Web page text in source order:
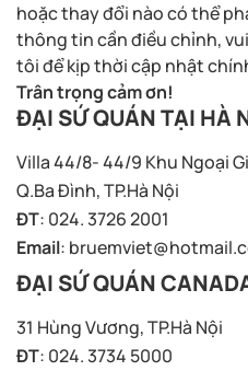
hoặc thay đổi nào có thể
thông tin cần điều chỉnh,
tôi để kịp thời cập nhật
Trân trọng cảm ơn!
ĐẠI SỨ QUÁN TẠI HÀ
Villa 44/8- 44/9 Khu Ngoại
Q.Ba Đình, TP.Hà Nội
ĐT: 024. 3726 2001
Email:
ĐẠI SỨ QUÁN
31 Hùng Vương, TP.Hà Nội
ĐT: 024. 3734 5000